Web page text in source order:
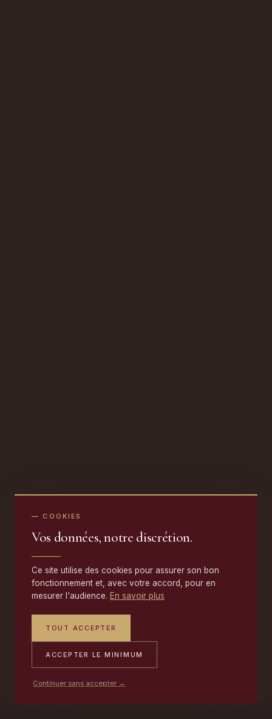
— COOKIES
Vos données, notre discrétion.
Ce site utilise des cookies pour assurer son bon
fonctionnement et, avec votre accord, pour en
mesurer l'audience. En savoir plus
TOUT ACCEPTER
ACCEPTER LE MINIMUM
Continuer sans accepter →